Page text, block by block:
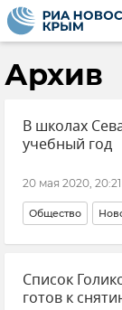
Архив
В школах
учебный год
20 мая 2020, 20:21
Общество
Список
готов к